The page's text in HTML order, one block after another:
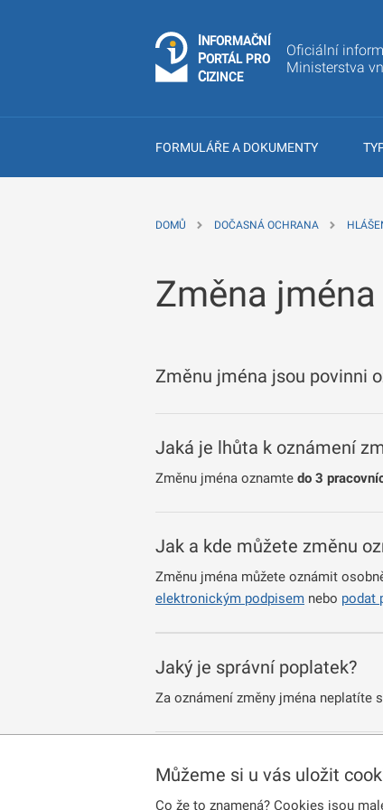
INFORMAČNÍ
PORTÁL PRO
CIZINCE
Oficiální
Ministerstva
FORMULÁŘE A DOKUMENTY
Můžeme si u vás uložit
Co že to znamená? Cookies jsou
DOMŮ DOČASNÁ OCHRANA
Změna
Změnu jména jsou povinni
Jaká je lhůta k oznámení
Změnu jména oznamte do 3
Jak a kde můžete změnu
Změnu jména můžete oznámit
elektronickým podpisem nebo podat
Jaký je správní poplatek?
Za oznámení změny jména neplatíte
POSTUP PŘI OZNÁMENÍ